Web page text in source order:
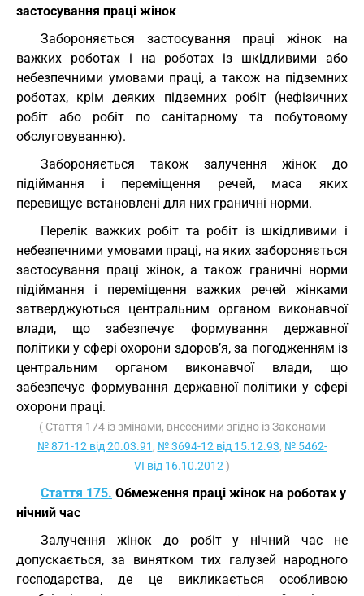
застосування праці жінок
Забороняється застосування праці жінок на
важких роботах і на роботах із шкідливими або
небезпечними умовами праці, а також на підземних
роботах, крім деяких підземних робіт (нефізичних
робіт або робіт по санітарному та побутовому
обслуговуванню).
Забороняється також залучення жінок до
підіймання і переміщення речей, маса яких
перевищує встановлені для них граничні норми.
Перелік важких робіт та робіт із шкідливими і
небезпечними умовами праці, на яких забороняється
застосування праці жінок, а також граничні норми
підіймання і переміщення важких речей жінками
затверджуються центральним органом виконавчої
влади, що забезпечує формування державної
політики у сфері охорони здоров’я, за погодженням із
центральним органом виконавчої влади, що
забезпечує формування державної політики у сфері
охорони праці.
( Стаття 174 із змінами, внесеними згідно із Законами
№ 871-12 від 20.03.91 , № 3694-12 від 15.12.93, № 5462-
VI від 16.10.2012 )
Стаття 175. Обмеження праці жінок на роботах у
нічний час
Залучення жінок до робіт у нічний час не
допускається, за винятком тих галузей народного
господарства, де це викликається особливою